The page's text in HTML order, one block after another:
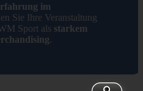
im
Sie Ihre Veranstaltung
Sport als starkem
.